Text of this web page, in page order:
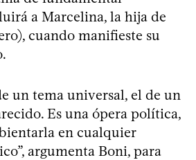
a Marcelina, la hija de
cuando manifieste su
un tema universal, el de un
Es una ópera política,
en cualquier
argumenta Boni, para